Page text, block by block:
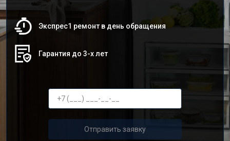
Экспрес1 ремонт в день обращения
Гарантия до 3-х лет
Отправить заявку